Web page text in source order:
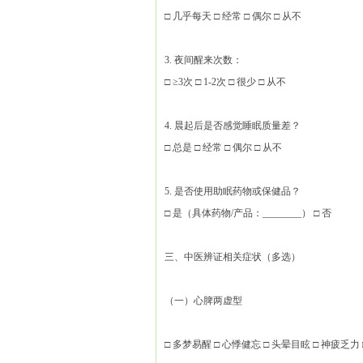
□ 几乎每天 □ 经常 □ 偶尔 □ 从不
3. 夜间醒来次数：
□ ≥3次 □ 1-2次 □ 很少 □ 从不
4. 晨起后是否感觉睡眠质量差？
□ 总是 □ 经常 □ 偶尔 □ 从不
5. 是否使用助眠药物或保健品？
□ 是（具体药物/产品：________） □ 否
三、中医辨证相关症状（多选）
（一）心脾两虚型
□ 多梦易醒 □ 心悸健忘 □ 头晕目眩 □ 神疲乏力